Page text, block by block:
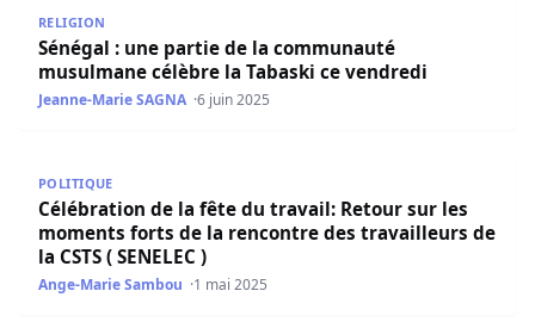
RELIGION
Sénégal : une partie de la communauté
musulmane célèbre la Tabaski ce vendredi
Jeanne-Marie SAGNA 6 juin 2025
POLITIQUE
Célébration de la fête du travail: Retour sur les
moments forts de la rencontre des travailleurs de
la CSTS ( SENELEC )
Ange-Marie Sambou 1 mai 2025